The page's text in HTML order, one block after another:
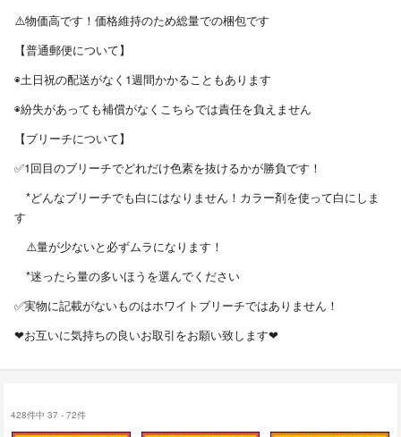
⚠️物価高です！価格維持のため総量での梱包です
【普通郵便について】
◉土日祝の配送がなく1週間かかることもあります
◉紛失があっても補償がなくこちらでは責任を負えません
【ブリーチについて】
✅1回目のブリーチでどれだけ色素を抜けるかが勝負です！
*どんなブリーチでも白にはなりません！カラー剤を使って白にしま
す
⚠️量が少ないと必ずムラになります！
*迷ったら量の多いほうを選んでください
✅実物に記載がないものはホワイトブリーチではありません！
❤︎お互いに気持ちの良いお取引をお願い致します❤︎
428件中 37 - 72件